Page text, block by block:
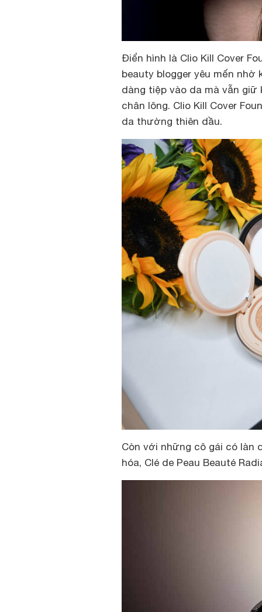
Điển hình là Clio Kill Cover
beauty blogger yêu mến nhờ
dàng tiệp vào da mà vẫn
chân lông. Clio Kill Cover
da thường thiên dầu.
Còn với những cô gái có làn
hóa, Clé de Peau Beauté